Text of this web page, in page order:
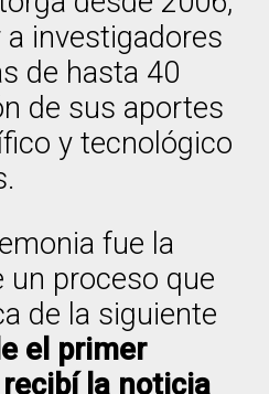
investigadores
de hasta 40
de sus aportes
y tecnológico
fue la
un proceso que
de la siguiente
el primer
la noticia